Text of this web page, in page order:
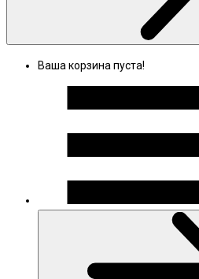
Ваша корзина пуста!